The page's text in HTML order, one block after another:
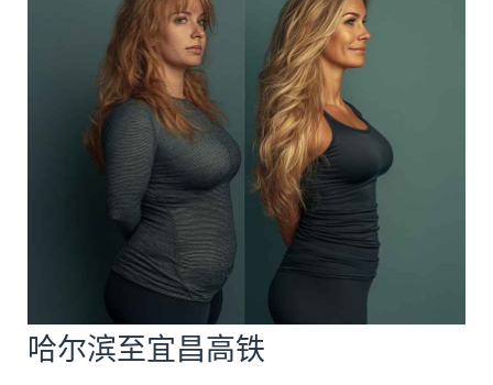
哈尔滨至宜昌高铁